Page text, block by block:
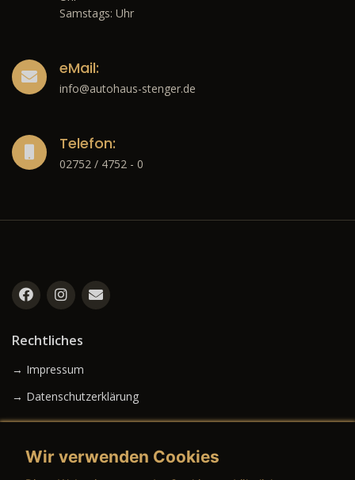
Samstags: Uhr
eMail:
info@autohaus-stenger.de
Telefon:
02752 / 4752 - 0
Rechtliches
→ Impressum
→ Datenschutzerklärung
Wir verwenden Cookies